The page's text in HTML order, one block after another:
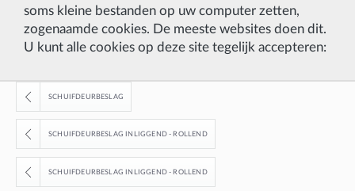
soms kleine bestanden op uw computer zetten,
zogenaamde cookies. De meeste websites doen dit.
U kunt alle cookies op deze site tegelijk accepteren:
SCHUIFDEURBESLAG
SCHUIFDEURBESLAG INLIGGEND - ROLLEND
SCHUIFDEURBESLAG INLIGGEND - ROLLEND